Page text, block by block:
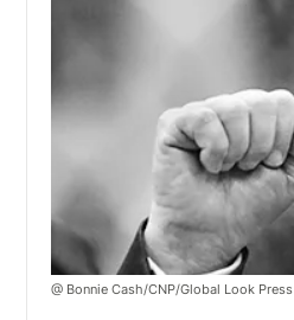
@ Bonnie Cash/CNP/Global Look Press